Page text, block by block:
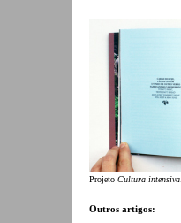
Projeto Cultura intensiva
Outros artigos: